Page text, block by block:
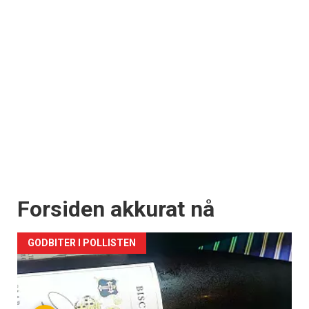
Forsiden akkurat nå
GODBITER I POLLISTEN